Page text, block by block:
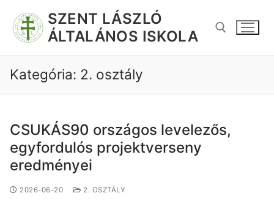
SZENT LÁSZLÓ
ÁLTALÁNOS ISKOLA
Kategória: 2. osztály
CSUKÁS90 országos levelezős,
egyfordulós projektverseny
eredményei
2026-06-20 2. OSZTÁLY